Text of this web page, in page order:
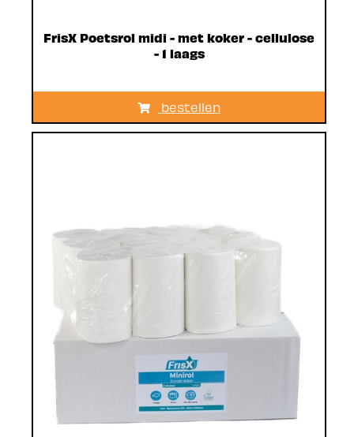
FrisX Poetsrol midi - met koker - cellulose
- 1 laags
bestellen